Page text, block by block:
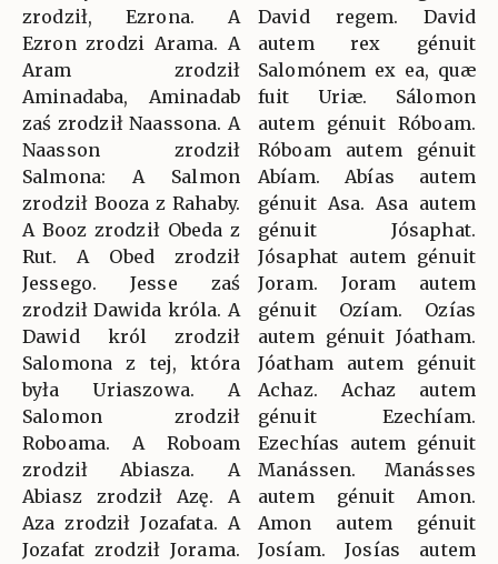
zrodził, Ezrona. A
Ezron zrodzi Arama. A
Aram zrodził
Aminadaba, Aminadab
zaś zrodził Naassona. A
Naasson zrodził
Salmona: A Salmon
zrodził Booza z Rahaby.
A Booz zrodził Obeda z
Rut. A Obed zrodził
Jessego. Jesse zaś
zrodził Dawida króla. A
Dawid król zrodził
Salomona z tej, która
była Uriaszowa. A
Salomon zrodził
Roboama. A Roboam
zrodził Abiasza. A
Abiasz zrodził Azę. A
Aza zrodził Jozafata. A
Jozafat zrodził Jorama.
David regem. David
autem rex génuit
Salomónem ex ea, quæ
fuit Uriæ. Sálomon
autem génuit Róboam.
Róboam autem génuit
Abíam. Abías autem
génuit Asa. Asa autem
génuit Jósaphat.
Jósaphat autem génuit
Joram. Joram autem
génuit Ozíam. Ozías
autem génuit Jóatham.
Jóatham autem génuit
Achaz. Achaz autem
génuit Ezechíam.
Ezechías autem génuit
Manássen. Manásses
autem génuit Amon.
Amon autem génuit
Josíam. Josías autem